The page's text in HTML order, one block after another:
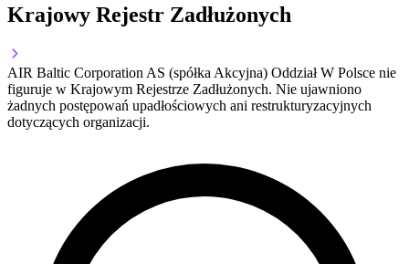
Krajowy Rejestr Zadłużonych
AIR Baltic Corporation AS (spółka Akcyjna) Oddział W Polsce nie
figuruje w Krajowym Rejestrze Zadłużonych. Nie ujawniono
żadnych postępowań upadłościowych ani restrukturyzacyjnych
dotyczących organizacji.